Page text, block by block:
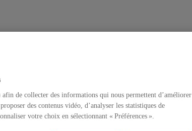
de collecter des informations qui nous permettent d’améliorer
des contenus vidéo, d’analyser les statistiques de
votre choix en sélectionnant « Préférences ».